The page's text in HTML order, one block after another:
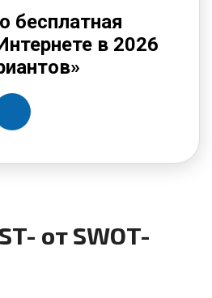
бесплатная
в 2026
от SWOT-